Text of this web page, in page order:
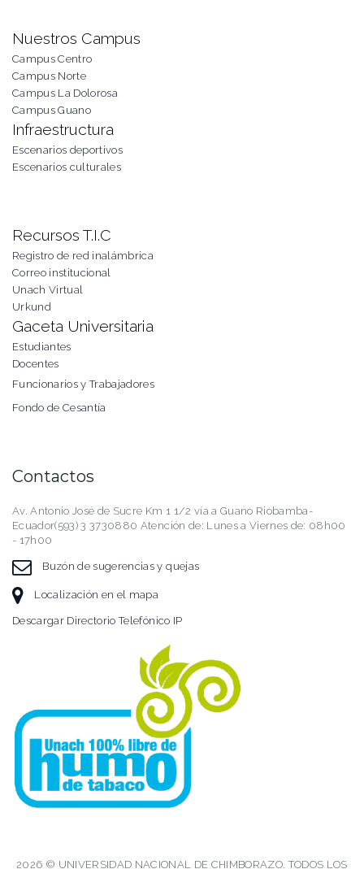
Nuestros Campus
Campus Centro
Campus Norte
Campus La Dolorosa
Campus Guano
Infraestructura
Escenarios deportivos
Escenarios culturales
Recursos T.I.C
Registro de red inalámbrica
Correo institucional
Unach Virtual
Urkund
Gaceta Universitaria
Estudiantes
Docentes
Funcionarios y Trabajadores
Fondo de Cesantía
Contactos
Av. Antonio José de Sucre Km 1 1/2 vía a Guano Riobamba-
Ecuador(593) 3 3730880 Atención de: Lunes a Viernes de: 08h00
- 17h00
Buzón de sugerencias y quejas
Localización en el mapa
Descargar Directorio Telefónico IP
2026 © UNIVERSIDAD NACIONAL DE CHIMBORAZO. TODOS LOS